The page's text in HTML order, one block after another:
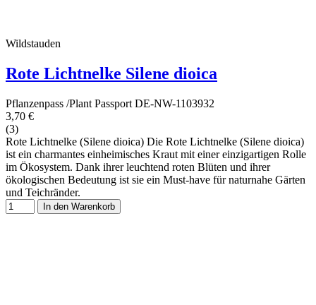
Wildstauden
Rote Lichtnelke Silene dioica
Pflanzenpass /Plant Passport DE-NW-1103932
3,70 €
(3)
Rote Lichtnelke (Silene dioica) Die Rote Lichtnelke (Silene dioica)
ist ein charmantes einheimisches Kraut mit einer einzigartigen Rolle
im Ökosystem. Dank ihrer leuchtend roten Blüten und ihrer
ökologischen Bedeutung ist sie ein Must-have für naturnahe Gärten
und Teichränder.
In den Warenkorb